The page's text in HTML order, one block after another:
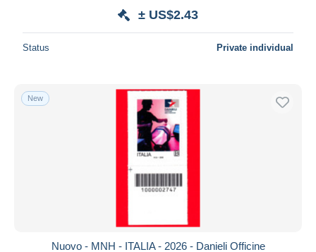
± US$2.43
Status Private individual
New
Nuovo - MNH - ITALIA - 2026 - Danieli Officine